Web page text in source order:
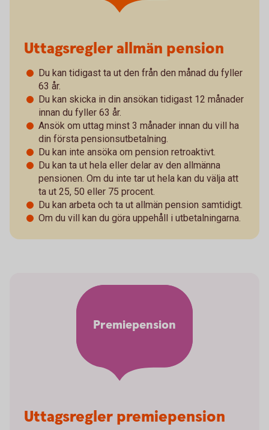
Uttagsregler allmän pension
Du kan tidigast ta ut den från den månad du fyller
63 år.
Du kan skicka in din ansökan tidigast 12 månader
innan du fyller 63 år.
Ansök om uttag minst 3 månader innan du vill ha
din första pensionsutbetalning.
Du kan inte ansöka om pension retroaktivt.
Du kan ta ut hela eller delar av den allmänna
pensionen. Om du inte tar ut hela kan du välja att
ta ut 25, 50 eller 75 procent.
Du kan arbeta och ta ut allmän pension samtidigt.
Om du vill kan du göra uppehåll i utbetalningarna.
Premiepension
Uttagsregler premiepension